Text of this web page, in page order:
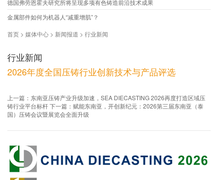
德国弗劳恩霍夫研究所将呈现多项有色铸造前沿技术成果
金属部件如何为机器人“减重增肌”？
首页 > 媒体中心 > 新闻报道 > 行业新闻
行业新闻
2026年度全国压铸行业创新技术与产品评选
上一篇：东南亚压铸产业升级加速，SEA DIECASTING 2026再度打造区域压
铸行业平台标杆下一篇：赋能东南亚，开创新纪元：2026第三届东南亚（泰
国）压铸会议暨展览会全面升级